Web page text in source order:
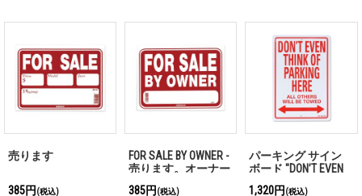
売ります
385円 (税込)
FOR SALE BY OWNER -
売ります。オーナー
385円 (税込)
パーキング サイン
ボード "DON’T EVEN
1,320円 (税込)